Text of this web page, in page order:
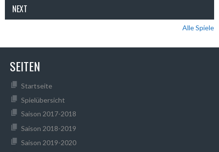
NEXT
Alle Spiele
SEITEN
Startseite
Spielübersicht
Saison 2017-2018
Saison 2018-2019
Saison 2019-2020